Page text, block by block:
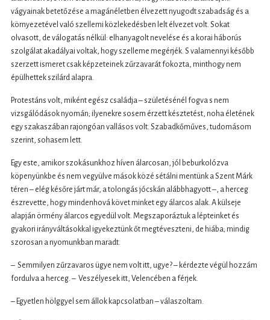
vágyainak betetőzése a magánéletben élvezett nyugodt szabadság és a
környezetével való szellemi közlekedésben lelt élvezet volt. Sokat
olvasott, de válogatás nélkül: elhanyagolt nevelése és a korai háborús
szolgálat akadályai voltak, hogy szelleme megérjék. S valamennyi később
szerzett ismeret csak képzeteinek zűrzavarát fokozta, minthogy nem
épülhettek szilárd alapra.
Protestáns volt, miként egész családja – születésénél fogva s nem
vizsgálódások nyomán; ilyenekre sosem érzett késztetést, noha életének
egy szakaszában rajongóan vallásos volt. Szabadkőműves, tudomásom
szerint, sohasem lett.
Egy este, amikor szokásunkhoz híven álarcosan, jól beburkolózva
köpenyünkbe és nem vegyülve mások közé sétálni mentünk a Szent Márk
téren – elég későre járt már, a tolongás jócskán alábbhagyott –, a herceg
észrevette, hogy mindenhová követ minket egy álarcos alak. A külseje
alapján örmény álarcos egyedül volt. Megszaporáztuk a lépteinket és
gyakori irányváltásokkal igyekeztünk őt megtéveszteni, de hiába; mindig
szorosan a nyomunkban maradt.
– Semmilyen zűrzavaros ügye nem volt itt, ugye? – kérdezte végül hozzám
fordulva a herceg. – Veszélyesek itt, Velencében a férjek.
– Egyetlen hölggyel sem állok kapcsolatban – válaszoltam.